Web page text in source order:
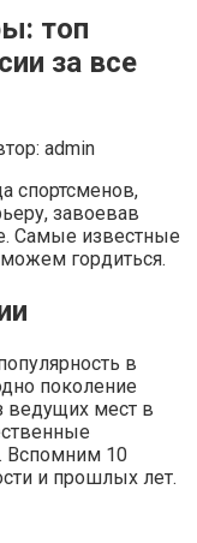
топ
за все
admin
спортсменов,
завоевав
Самые известные
гордиться.
в
поколение
ведущих мест в
Вспомним 10
и прошлых лет.